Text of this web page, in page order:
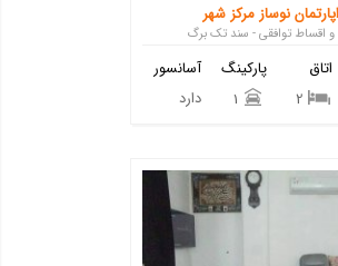
اپارتمان نوساز مرکز شهر
و اقساط توافقی - سند تک برگ
آسانسور
دارد
پارکینگ
اتاق